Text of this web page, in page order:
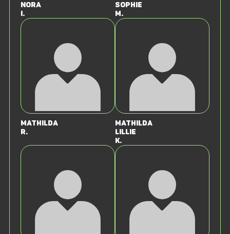
Nora
I.
Sophie
M.
Mathilda
R.
Mathilda
Lillie
K.